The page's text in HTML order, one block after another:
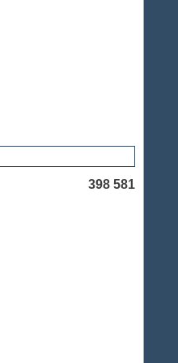
398 581